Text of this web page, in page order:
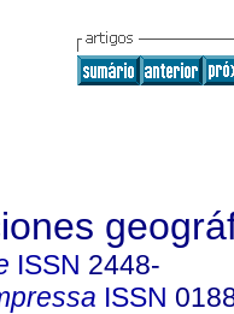
ISSN 2448-
ISSN